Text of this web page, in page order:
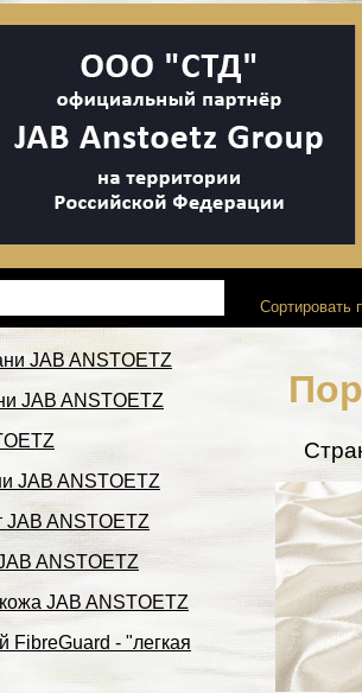
JAB ANSTOETZ
JAB ANSTOETZ
JAB ANSTOETZ
JAB ANSTOETZ
ANSTOETZ
JAB ANSTOETZ
FibreGuard - "легкая
Сортировать